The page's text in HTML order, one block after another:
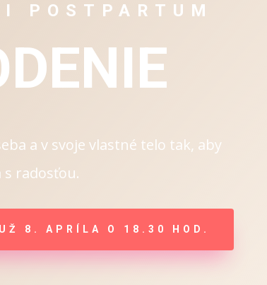
POSTPARTUM
a v svoje vlastné telo tak, aby
s radosťou.
8. APRÍLA O 18.30 HOD.